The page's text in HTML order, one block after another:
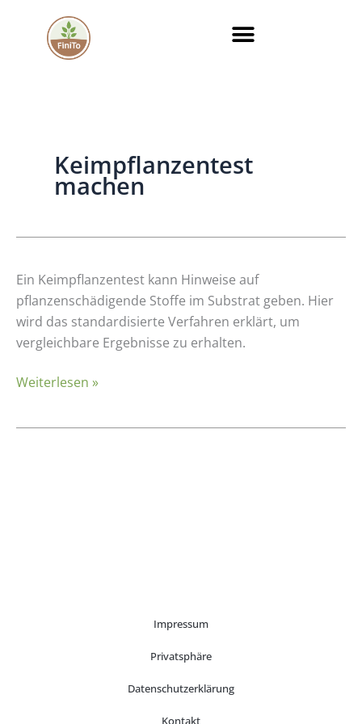
springen
Keimpflanzentest
machen
Ein Keimpflanzentest kann Hinweise auf
pflanzenschädigende Stoffe im Substrat geben. Hier
wird das standardisierte Verfahren erklärt, um
vergleichbare Ergebnisse zu erhalten.
Keimpflanzentest
im
Betrieb
Weiterlesen »
Impressum
Privatsphäre
Datenschutzerklärung
Kontakt